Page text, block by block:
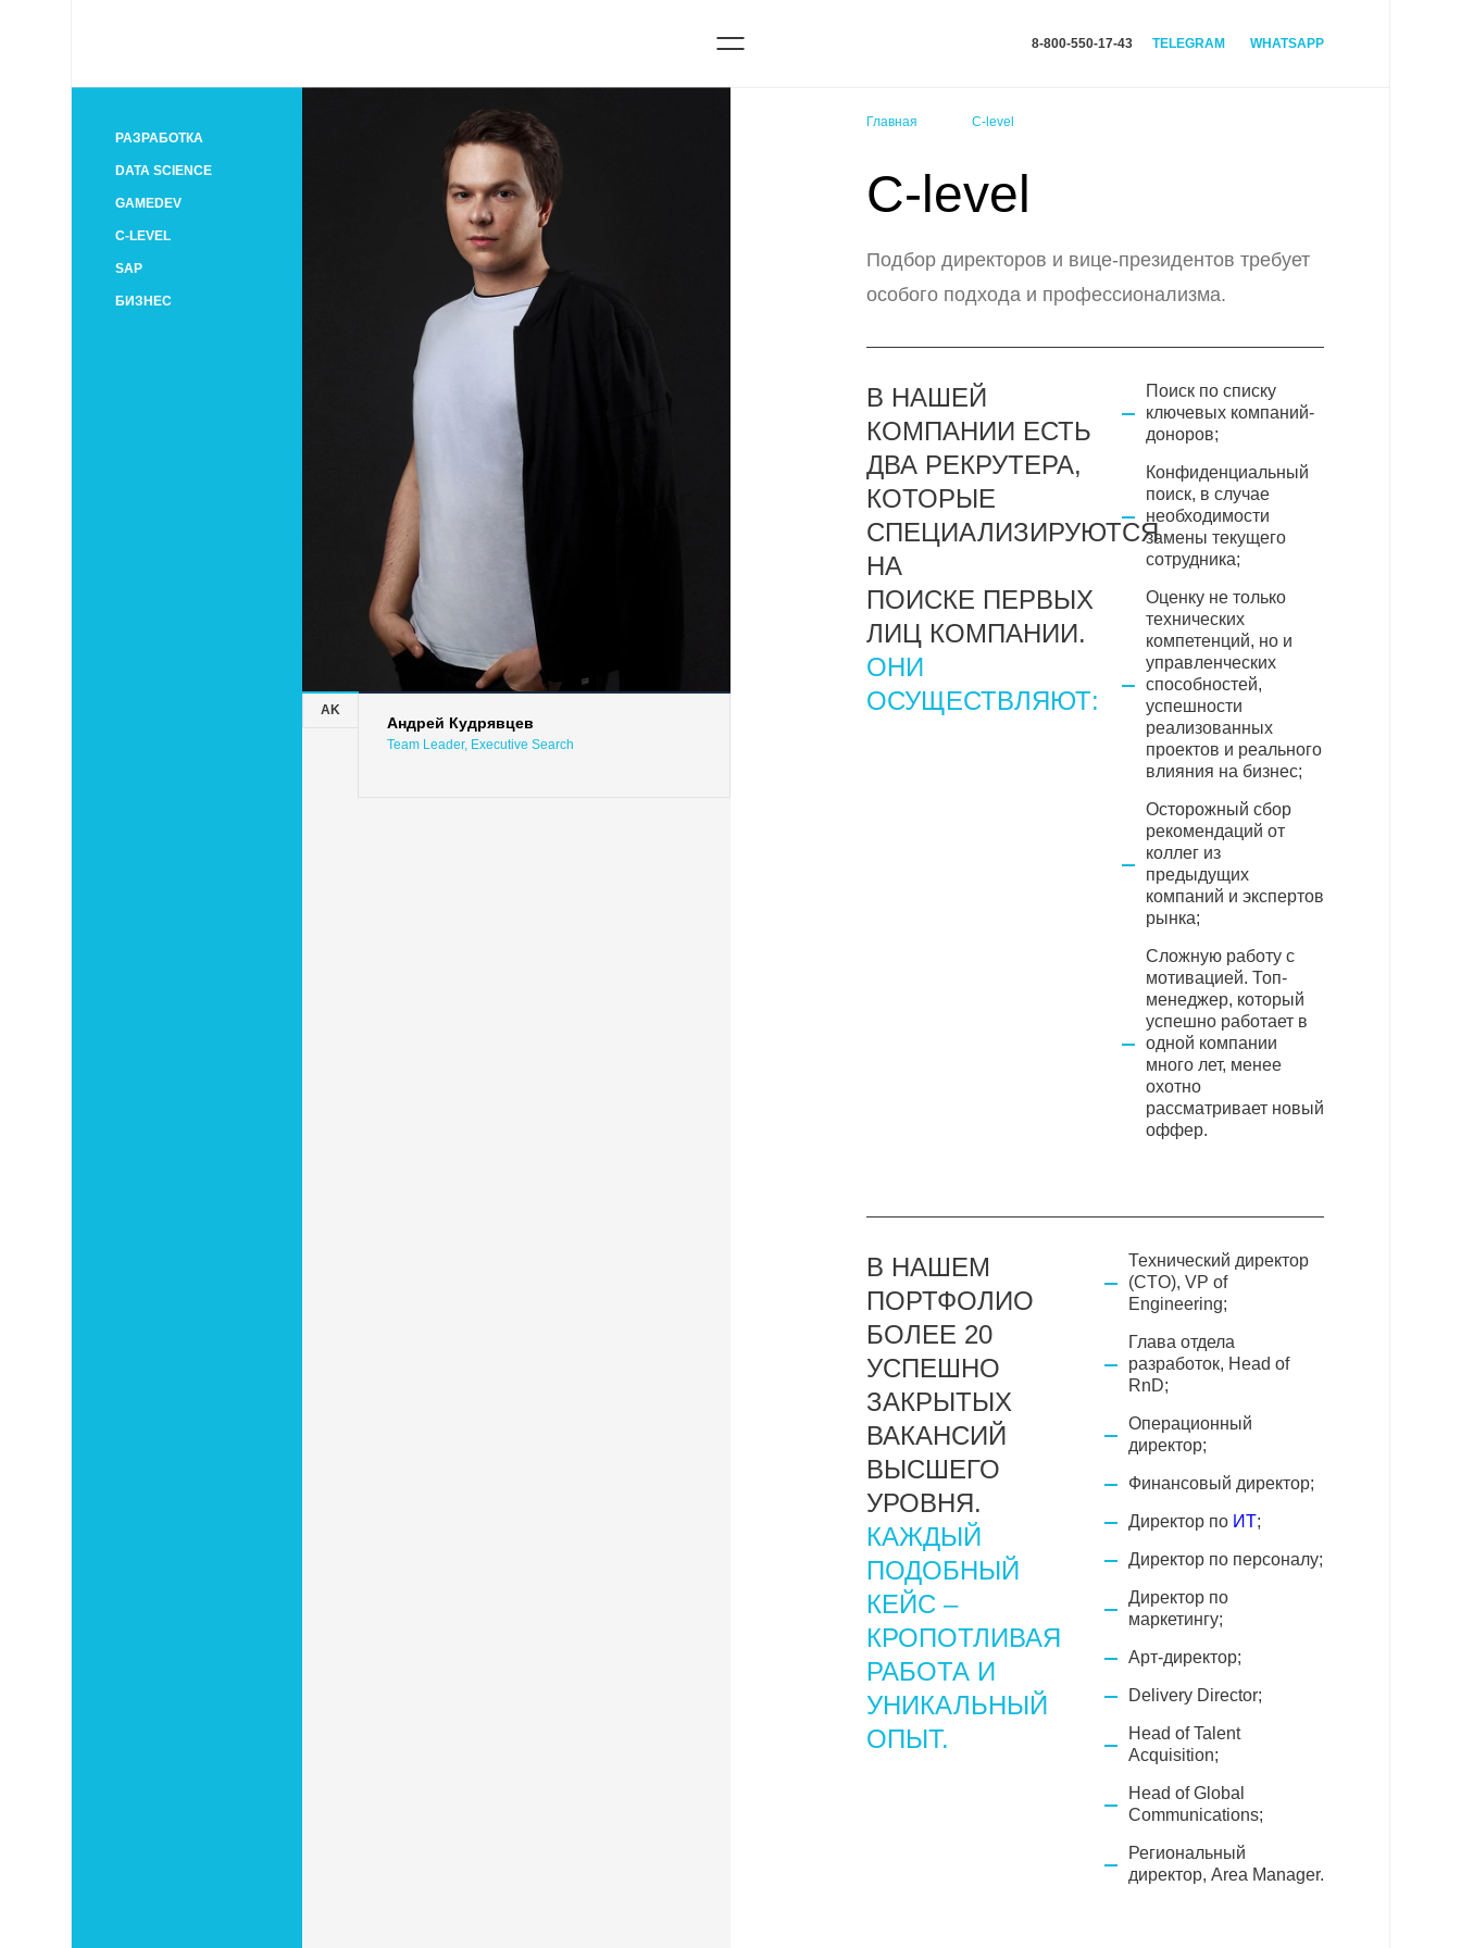
8-800-550-17-43 TELEGRAM WHATSAPP
РАЗРАБОТКА
DATA SCIENCE
GAMEDEV
C-LEVEL
SAP
БИЗНЕС
AK
Андрей Кудрявцев
Team Leader, Executive Search
Главная C-level
C-level
Подбор директоров и вице-президентов требует
особого подхода и профессионализма.
В НАШЕЙ
КОМПАНИИ ЕСТЬ
ДВА РЕКРУТЕРА,
КОТОРЫЕ
СПЕЦИАЛИЗИРУЮТСЯ
НА
ПОИСКЕ ПЕРВЫХ
ЛИЦ КОМПАНИИ.
ОНИ
ОСУЩЕСТВЛЯЮТ:
Поиск по списку
ключевых компаний-
доноров;
Конфиденциальный
поиск, в случае
необходимости
замены текущего
сотрудника;
Оценку не только
технических
компетенций, но и
управленческих
способностей,
успешности
реализованных
проектов и реального
влияния на бизнес;
Осторожный сбор
рекомендаций от
коллег из
предыдущих
компаний и экспертов
рынка;
Сложную работу с
мотивацией. Топ-
менеджер, который
успешно работает в
одной компании
много лет, менее
охотно
рассматривает новый
оффер.
В НАШЕМ
ПОРТФОЛИО
БОЛЕЕ 20
УСПЕШНО
ЗАКРЫТЫХ
ВАКАНСИЙ
ВЫСШЕГО
УРОВНЯ.
КАЖДЫЙ
ПОДОБНЫЙ
КЕЙС –
КРОПОТЛИВАЯ
РАБОТА И
УНИКАЛЬНЫЙ
ОПЫТ.
Технический директор
(CTO), VP of
Engineering;
Глава отдела
разработок, Head of
RnD;
Операционный
директор;
Финансовый директор;
Директор по ИТ;
Директор по персоналу;
Директор по
маркетингу;
Арт-директор;
Delivery Director;
Head of Talent
Acquisition;
Head of Global
Communications;
Региональный
директор, Area Manager.